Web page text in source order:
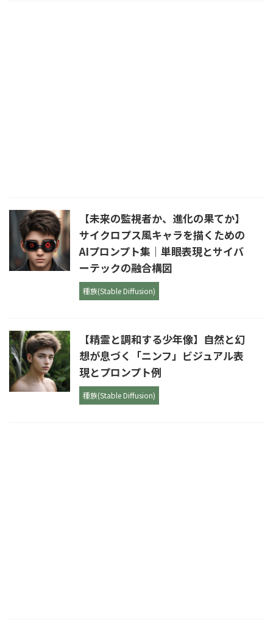
【未来の監視者か、進化の果てか】
サイクロプス風キャラを描くための
AIプロンプト集｜単眼表現とサイバ
ーテックの融合構図
種族(Stable Diffusion)
【精霊と調和する少年像】自然と幻
想が息づく「ニンフ」ビジュアル表
現とプロンプト例
種族(Stable Diffusion)